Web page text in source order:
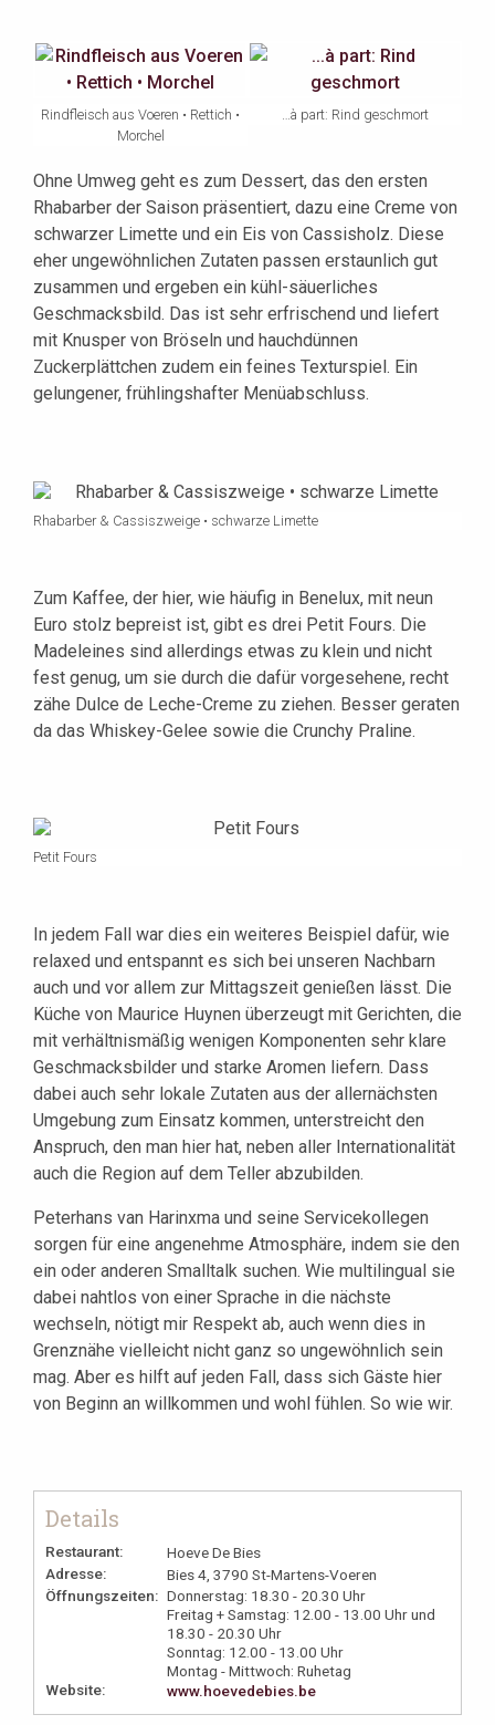
Rindfleisch aus Voeren • Rettich •
Morchel
…à part: Rind geschmort
Ohne Umweg geht es zum Dessert, das den ersten
Rhabarber der Saison präsentiert, dazu eine Creme von
schwarzer Limette und ein Eis von Cassisholz. Diese
eher ungewöhnlichen Zutaten passen erstaunlich gut
zusammen und ergeben ein kühl-säuerliches
Geschmacksbild. Das ist sehr erfrischend und liefert
mit Knusper von Bröseln und hauchdünnen
Zuckerplättchen zudem ein feines Texturspiel. Ein
gelungener, frühlingshafter Menüabschluss.
Rhabarber & Cassiszweige • schwarze Limette
Zum Kaffee, der hier, wie häufig in Benelux, mit neun
Euro stolz bepreist ist, gibt es drei Petit Fours. Die
Madeleines sind allerdings etwas zu klein und nicht
fest genug, um sie durch die dafür vorgesehene, recht
zähe Dulce de Leche-Creme zu ziehen. Besser geraten
da das Whiskey-Gelee sowie die Crunchy Praline.
Petit Fours
In jedem Fall war dies ein weiteres Beispiel dafür, wie
relaxed und entspannt es sich bei unseren Nachbarn
auch und vor allem zur Mittagszeit genießen lässt. Die
Küche von Maurice Huynen überzeugt mit Gerichten, die
mit verhältnismäßig wenigen Komponenten sehr klare
Geschmacksbilder und starke Aromen liefern. Dass
dabei auch sehr lokale Zutaten aus der allernächsten
Umgebung zum Einsatz kommen, unterstreicht den
Anspruch, den man hier hat, neben aller Internationalität
auch die Region auf dem Teller abzubilden.
Peterhans van Harinxma und seine Servicekollegen
sorgen für eine angenehme Atmosphäre, indem sie den
ein oder anderen Smalltalk suchen. Wie multilingual sie
dabei nahtlos von einer Sprache in die nächste
wechseln, nötigt mir Respekt ab, auch wenn dies in
Grenznähe vielleicht nicht ganz so ungewöhnlich sein
mag. Aber es hilft auf jeden Fall, dass sich Gäste hier
von Beginn an willkommen und wohl fühlen. So wie wir.
Details
Restaurant:
Hoeve De Bies
Adresse:
Bies 4, 3790 St-Martens-Voeren
Öffnungszeiten: Donnerstag: 18.30 - 20.30 Uhr
Freitag + Samstag: 12.00 - 13.00 Uhr und
18.30 - 20.30 Uhr
Sonntag: 12.00 - 13.00 Uhr
Montag - Mittwoch: Ruhetag
Website:
www.hoevedebies.be